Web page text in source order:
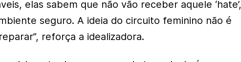
elas sabem que não vão receber aquele ‘hate’,
seguro. A ideia do circuito feminino não é
reforça a idealizadora.